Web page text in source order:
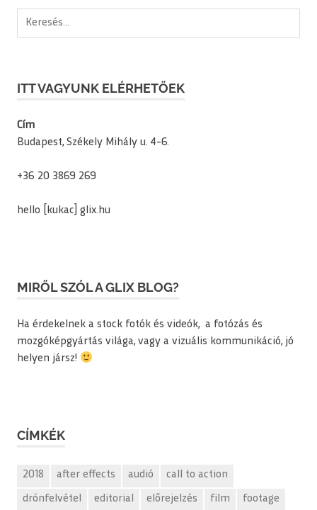
Keresés:
ITT VAGYUNK ELÉRHETŐEK
Cím
Budapest, Székely Mihály u. 4-6.
+36 20 3869 269
hello [kukac] glix.hu
MIRŐL SZÓL A GLIX BLOG?
Ha érdekelnek a stock fotók és videók, a fotózás és
mozgóképgyártás világa, vagy a vizuális kommunikáció, jó
helyen jársz!
CÍMKÉK
2018 after effects audió call to action
drónfelvétel editorial előrejelzés film footage